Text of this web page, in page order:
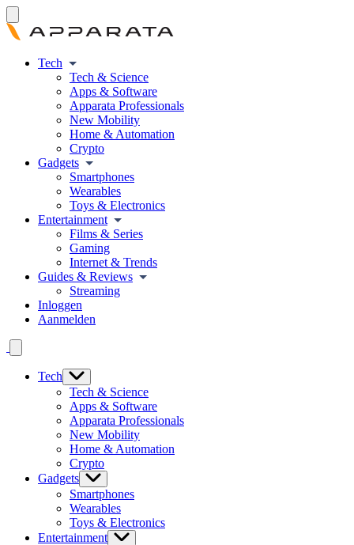
Tech
Tech & Science
Apps & Software
Apparata Professionals
New Mobility
Home & Automation
Crypto
Gadgets
Smartphones
Wearables
Toys & Electronics
Entertainment
Films & Series
Gaming
Internet & Trends
Guides & Reviews
Streaming
Inloggen
Aanmelden
Tech
Tech & Science
Apps & Software
Apparata Professionals
New Mobility
Home & Automation
Crypto
Gadgets
Smartphones
Wearables
Toys & Electronics
Entertainment